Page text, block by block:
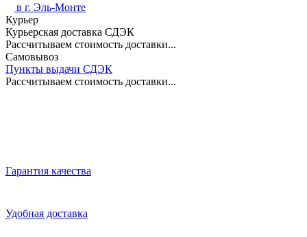
в г. Эль-Монте
Курьер
Курьерская доставка СДЭК
Рассчитываем стоимость доставки...
Самовывоз
Пункты выдачи СДЭК
Рассчитываем стоимость доставки...
Гарантия качества
Удобная доставка